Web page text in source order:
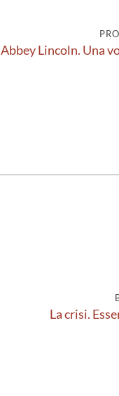
Abbey Lincoln. Una
La crisi.